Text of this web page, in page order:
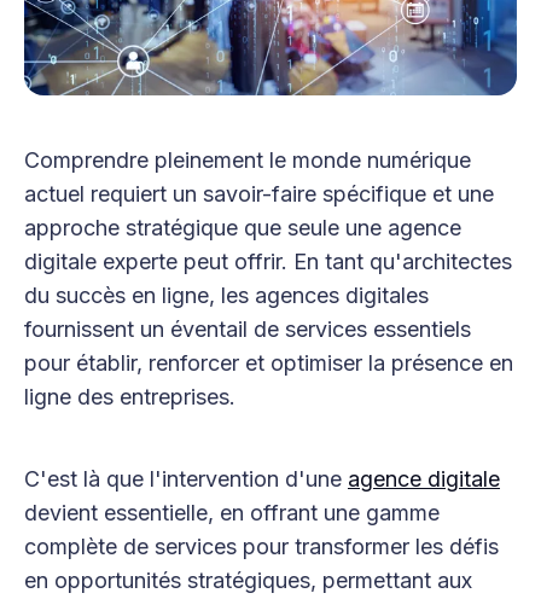
Comprendre pleinement le monde numérique
actuel requiert un savoir-faire spécifique et une
approche stratégique que seule une agence
digitale experte peut offrir. En tant qu'architectes
du succès en ligne, les agences digitales
fournissent un éventail de services essentiels
pour établir, renforcer et optimiser la présence en
ligne des entreprises.
C'est là que l'intervention d'une agence digitale
devient essentielle, en offrant une gamme
complète de services pour transformer les défis
en opportunités stratégiques, permettant aux